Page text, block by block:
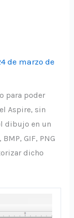
de marzo de
para poder
Aspire, sin
dibujo en un
GIF, PNG
dicho